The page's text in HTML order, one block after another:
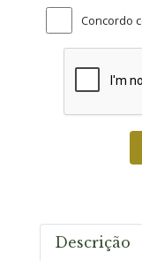
Concordo
Descrição